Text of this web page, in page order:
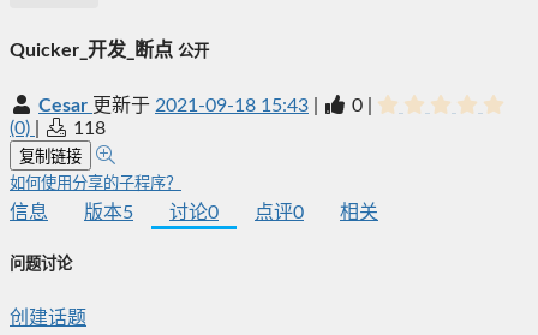
Quicker_开发_断点 公开
Cesar 更新于 2021-09-18 15:43 0
(0)
118
复制链接
如何使用分享的子程序？
信息 版本5 讨论0 点评0 相关
问题讨论
创建话题